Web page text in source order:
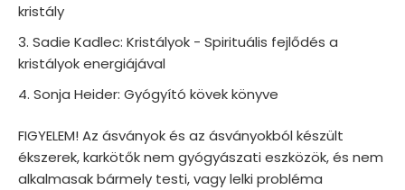
kristály
Sadie Kadlec: Kristályok - Spirituális fejlődés a
kristályok energiájával
Sonja Heider: Gyógyító kövek könyve
FIGYELEM! Az ásványok és az ásványokból készült
ékszerek, karkötők nem gyógyászati eszközök, és nem
alkalmasak bármely testi, vagy lelki probléma